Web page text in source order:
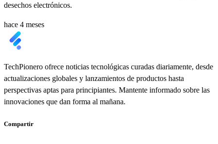
desechos electrónicos.
hace 4 meses
TechPionero ofrece noticias tecnológicas curadas diariamente, desde
actualizaciones globales y lanzamientos de productos hasta
perspectivas aptas para principiantes. Mantente informado sobre las
innovaciones que dan forma al mañana.
Compartir